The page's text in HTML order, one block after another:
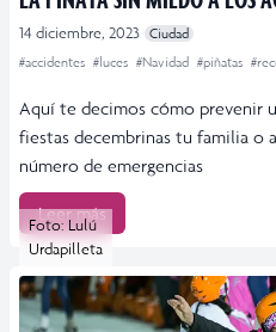
14 diciembre, 2023 Ciudad
#accidentes #luces #Navidad #piñatas
Aquí te decimos cómo prevenir
fiestas decembrinas tu familia o
número de emergencias
Leer más
Foto: Lulú
Urdapilleta